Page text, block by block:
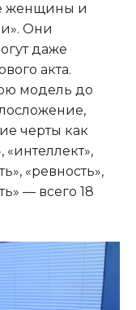
женщины и
Они
даже
акта.
модель до
черты как
«интеллект»,
«ревность»,
— всего 18